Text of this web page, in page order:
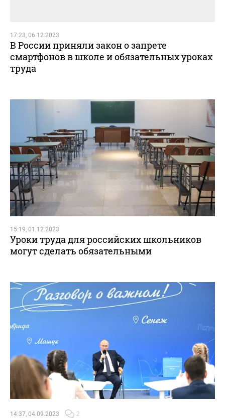
17:23, 06.12.2023
В России приняли закон о запрете
смартфонов в школе и обязательных уроках
труда
15:19, 01.12.2023
Уроки труда для российских школьников
могут сделать обязательными
14:37, 04.09.2023 2